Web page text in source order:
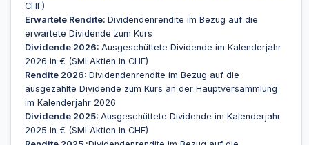
CHF)
Erwartete Rendite: Dividendenrendite im Bezug auf die
erwartete Dividende zum Kurs
Dividende 2026: Ausgeschüttete Dividende im Kalenderjahr
2026 in € (SMI Aktien in CHF)
Rendite 2026: Dividendenrendite im Bezug auf die
ausgezahlte Dividende zum Kurs an der Hauptversammlung
im Kalenderjahr 2026
Dividende 2025: Ausgeschüttete Dividende im Kalenderjahr
2025 in € (SMI Aktien in CHF)